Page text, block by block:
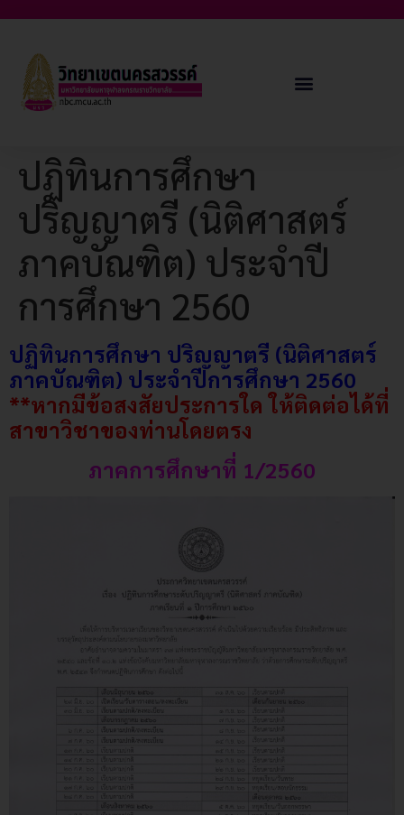
ปฏิทินการศึกษา
ปริญญาตรี (นิติศาสตร์
ภาคบัณฑิต) ประจำปี
การศึกษา 2560
ปฏิทินการศึกษา ปริญญาตรี (นิติศาสตร์
ภาคบัณฑิต) ประจำปีการศึกษา 2560
**หากมีข้อสงสัยประการใด ให้ติดต่อได้ที่
สาขาวิชาของท่านโดยตรง
ภาคการศึกษาที่ 1/2560